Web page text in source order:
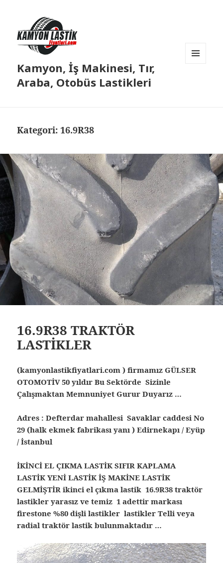
Kamyon, İş Makinesi, Tır,
Araba, Otobüs Lastikleri
Kategori:16.9R38
16.9R38 TRAKTÖR
LASTİKLER
(kamyonlastikfiyatlari.com ) firmamız GÜLSER
OTOMOTİV 50 yıldır Bu Sektörde Sizinle
Çalışmaktan Memnuniyet Gurur Duyarız …
Adres : Defterdar mahallesi Savaklar caddesi No
29 (halk ekmek fabrikası yanı ) Edirnekapı / Eyüp
/ İstanbul
İKİNCİ EL ÇIKMA LASTİK SIFIR KAPLAMA
LASTİK YENİ LASTİK İŞ MAKİNE LASTİK
GELMİŞTİR ikinci el çıkma lastik 16.9R38 traktör
lastikler yarasız ve temiz 1 adettir markası
firestone %80 dişli lastikler lastikler Telli veya
radial traktör lastik bulunmaktadır …